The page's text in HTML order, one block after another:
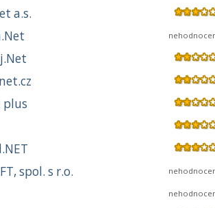
a.s.
plus
spol. s r.o.